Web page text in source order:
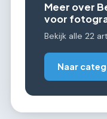
Meer over
voor
Bekijk alle 22
Naar